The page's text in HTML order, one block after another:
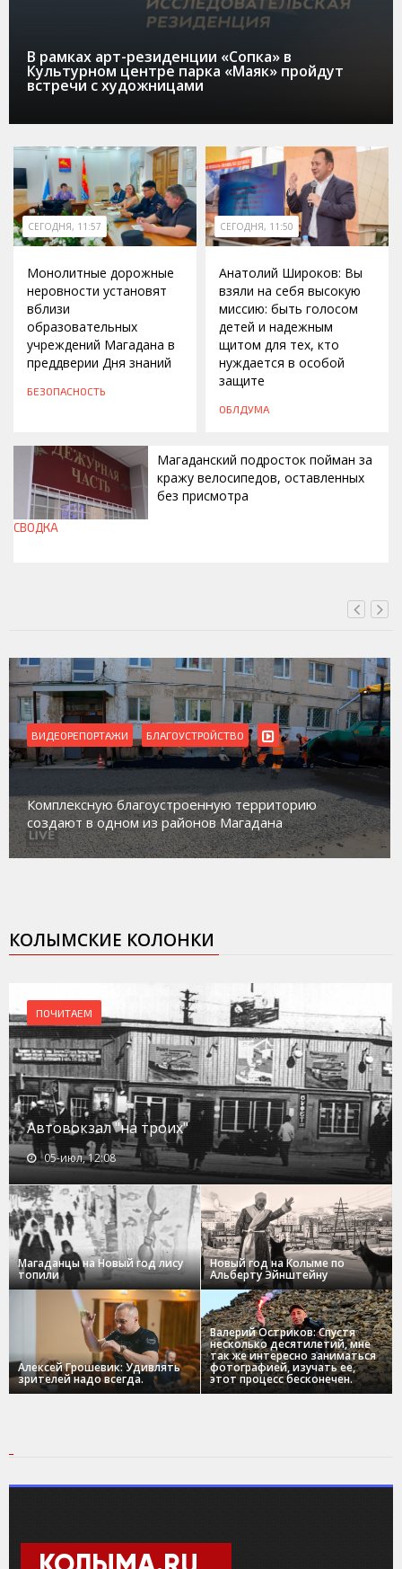
В рамках арт-резиденции «Сопка» в
Культурном центре парка «Маяк» пройдут
встречи с художницами
СЕГОДНЯ, 11:57
Монолитные дорожные
неровности установят
вблизи
образовательных
учреждений Магадана в
преддверии Дня знаний
БЕЗОПАСНОСТЬ
СЕГОДНЯ, 11:50
Анатолий Широков: Вы
взяли на себя высокую
миссию: быть голосом
детей и надежным
щитом для тех, кто
нуждается в особой
защите
ОБЛДУМА
Магаданский подросток пойман за
кражу велосипедов, оставленных
без присмотра
СВОДКА
ВИДЕОРЕПОРТАЖИ БЛАГОУСТРОЙСТВО
Комплексную благоустроенную территорию
создают в одном из районов Магадана
КОЛЫМСКИЕ КОЛОНКИ
ПОЧИТАЕМ
Автовокзал "на троих"
05-июл, 12:08
Магаданцы на Новый год лису
топили
Новый год на Колыме по
Альберту Эйнштейну
Алексей Грошевик: Удивлять
зрителей надо всегда.
Валерий Остриков: Спустя
несколько десятилетий, мне
так же интересно заниматься
фотографией, изучать ее,
этот процесс бесконечен.